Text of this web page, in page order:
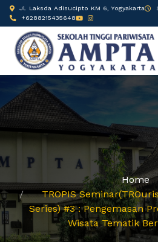
Jl. Laksda Adisucipto KM 6, Yogyakarta
+6288215435648
Home
TROPIS
Series) #3 : Pengemasan
Wisata Tematik